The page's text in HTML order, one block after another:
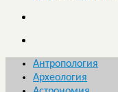
Антропология
Археология